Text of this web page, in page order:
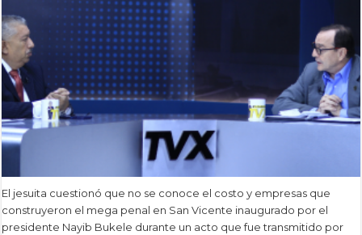
El jesuita cuestionó que no se conoce el costo y empresas que
construyeron el mega penal en San Vicente inaugurado por el
presidente Nayib Bukele durante un acto que fue transmitido por